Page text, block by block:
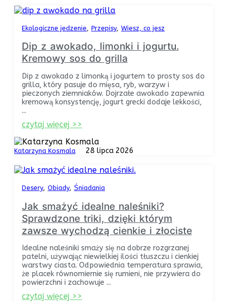
Ekologiczne jedzenie Przepisy Wiesz, co jesz
Dip z awokado, limonki i jogurtu.
Kremowy sos do grilla
Dip z awokado z limonką i jogurtem to prosty sos do
grilla, który pasuje do mięsa, ryb, warzyw i
pieczonych ziemniaków. Dojrzałe awokado zapewnia
kremową konsystencję, jogurt grecki dodaje lekkości,
...
czytaj więcej >>
Katarzyna Kosmala 28 lipca 2026
Desery Obiady Śniadania
Jak smażyć idealne naleśniki?
Sprawdzone triki, dzięki którym
zawsze wychodzą cienkie i złociste
Idealne naleśniki smaży się na dobrze rozgrzanej
patelni, używając niewielkiej ilości tłuszczu i cienkiej
warstwy ciasta. Odpowiednia temperatura sprawia,
że placek równomiernie się rumieni, nie przywiera do
powierzchni i zachowuje ...
czytaj więcej >>